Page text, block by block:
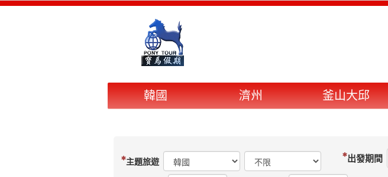
韓國 濟州 釜山大邱
出發期間